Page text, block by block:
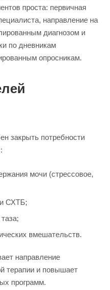
проста: первичная
направление на
диагнозом и
по дневникам
опросникам.
закрыть потребности
мочи (стрессовое,
и СХТБ;
вмешательств.
направление
терапии и повышает
программ.